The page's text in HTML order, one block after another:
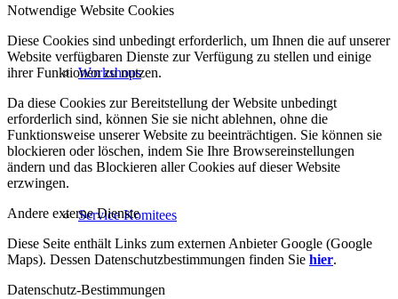
Workshops
Service Komitees
Notwendige Website Cookies
Diese Cookies sind unbedingt erforderlich, um Ihnen die auf unserer
Website verfügbaren Dienste zur Verfügung zu stellen und einige
ihrer Funktionen zu nutzen.
Da diese Cookies zur Bereitstellung der Website unbedingt
erforderlich sind, können Sie sie nicht ablehnen, ohne die
Funktionsweise unserer Website zu beeinträchtigen. Sie können sie
blockieren oder löschen, indem Sie Ihre Browsereinstellungen
ändern und das Blockieren aller Cookies auf dieser Website
erzwingen.
Andere externe Dienste
Diese Seite enthält Links zum externen Anbieter Google (Google
Maps). Dessen Datenschutzbestimmungen finden Sie hier.
Datenschutz-Bestimmungen